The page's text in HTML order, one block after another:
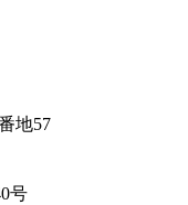
地57
号